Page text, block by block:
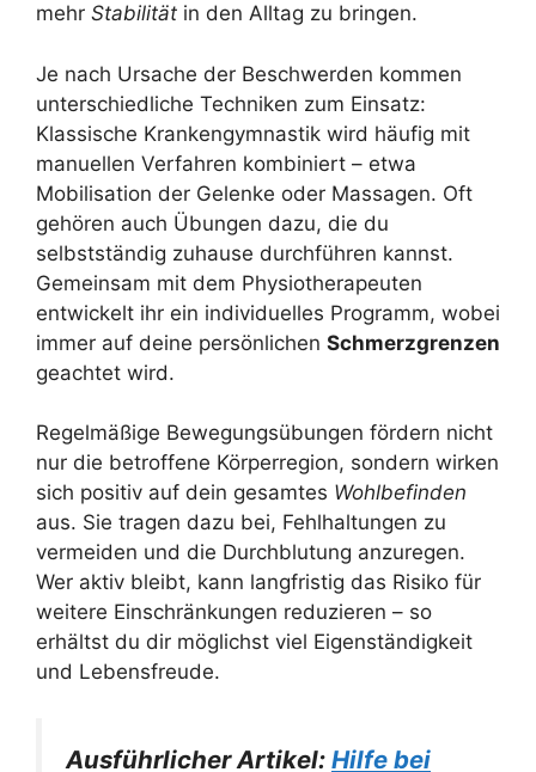
mehr Stabilität in den Alltag zu bringen.
Je nach Ursache der Beschwerden kommen
unterschiedliche Techniken zum Einsatz:
Klassische Krankengymnastik wird häufig mit
manuellen Verfahren kombiniert – etwa
Mobilisation der Gelenke oder Massagen. Oft
gehören auch Übungen dazu, die du
selbstständig zuhause durchführen kannst.
Gemeinsam mit dem Physiotherapeuten
entwickelt ihr ein individuelles Programm, wobei
immer auf deine persönlichen Schmerzgrenzen
geachtet wird.
Regelmäßige Bewegungsübungen fördern nicht
nur die betroffene Körperregion, sondern wirken
sich positiv auf dein gesamtes Wohlbefinden
aus. Sie tragen dazu bei, Fehlhaltungen zu
vermeiden und die Durchblutung anzuregen.
Wer aktiv bleibt, kann langfristig das Risiko für
weitere Einschränkungen reduzieren – so
erhältst du dir möglichst viel Eigenständigkeit
und Lebensfreude.
Ausführlicher Artikel: Hilfe bei